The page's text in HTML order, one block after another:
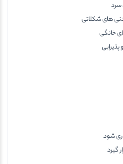
سرد
های شکلاتی
خانگی
شود
گیرد